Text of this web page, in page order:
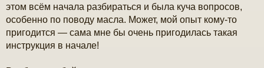
е
н
е
этом всём начала разбираться и была куча вопросов,
особенно по поводу масла. Может, мой опыт кому-то
пригодится — сама мне бы очень пригодилась такая
инструкция в начале!